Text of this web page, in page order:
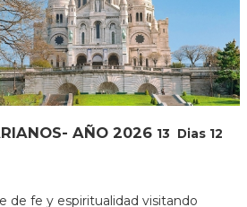
AÑO 2026 13 Dias 12
de fe y espiritualidad visitando